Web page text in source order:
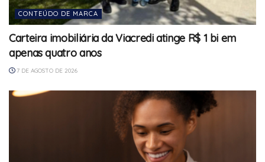
CONTEÚDO DE MARCA
Carteira imobiliária da Viacredi atinge R$ 1 bi em
apenas quatro anos
7 DE AGOSTO DE 2026